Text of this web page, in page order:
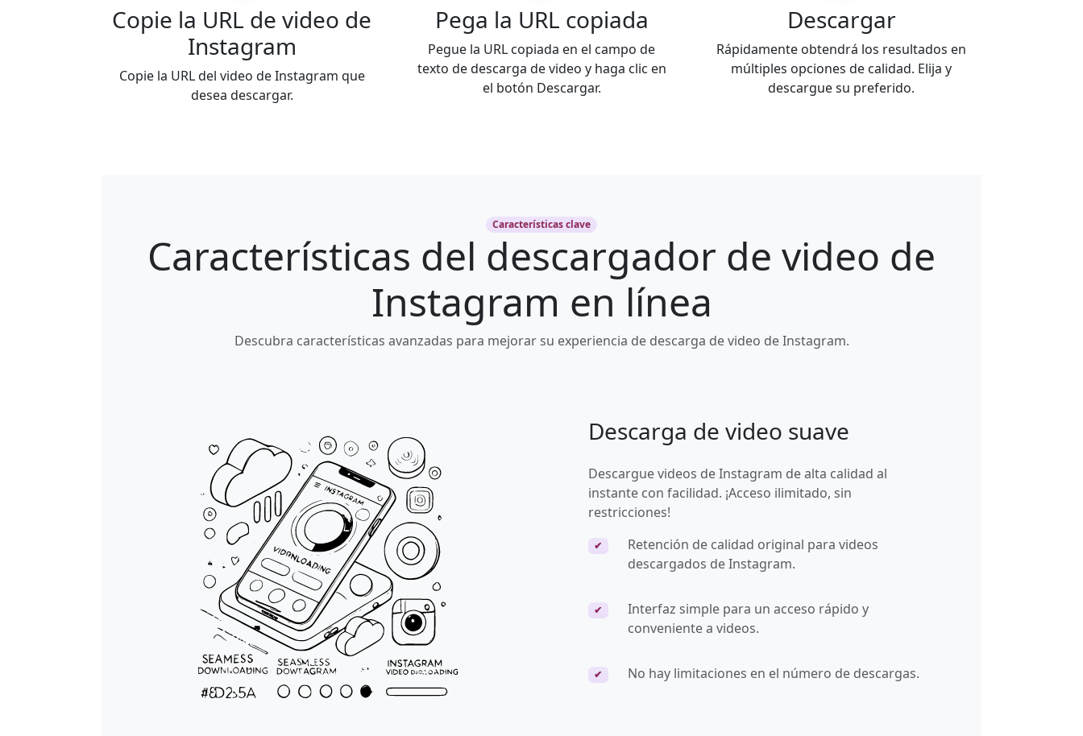
Copie la URL de video de
Instagram
Copie la URL del video de Instagram que
desea descargar.
Pega la URL copiada
Pegue la URL copiada en el campo de
texto de descarga de video y haga clic en
el botón Descargar.
Descargar
Rápidamente obtendrá los resultados en
múltiples opciones de calidad. Elija y
descargue su preferido.
Características clave
Características del descargador de video de
Instagram en línea
Descubra características avanzadas para mejorar su experiencia de descarga de video de Instagram.
Descarga de video suave
Descargue videos de Instagram de alta calidad al
instante con facilidad. ¡Acceso ilimitado, sin
restricciones!
✔
Retención de calidad original para videos
descargados de Instagram.
✔
Interfaz simple para un acceso rápido y
conveniente a videos.
✔ No hay limitaciones en el número de descargas.